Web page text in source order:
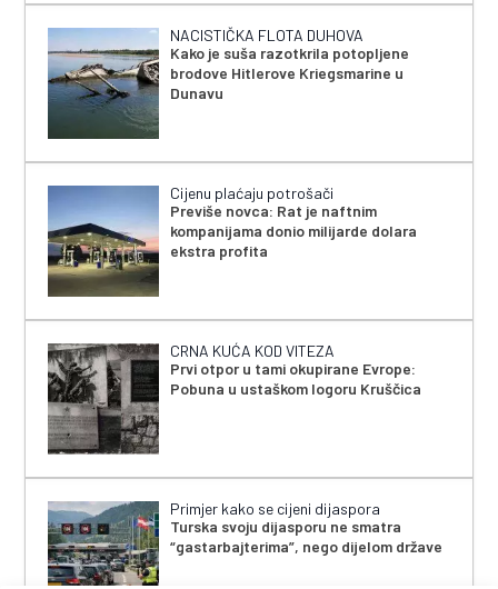
NACISTIČKA FLOTA DUHOVA
Kako je suša razotkrila potopljene
brodove Hitlerove Kriegsmarine u
Dunavu
Cijenu plaćaju potrošači
Previše novca: Rat je naftnim
kompanijama donio milijarde dolara
ekstra profita
CRNA KUĆA KOD VITEZA
Prvi otpor u tami okupirane Evrope:
Pobuna u ustaškom logoru Kruščica
Primjer kako se cijeni dijaspora
Turska svoju dijasporu ne smatra
“gastarbajterima”, nego dijelom države